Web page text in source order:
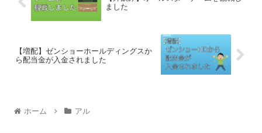
ました
【増配】ゼンショーホールディングスか
ら配当金が入金されました
ホーム アル